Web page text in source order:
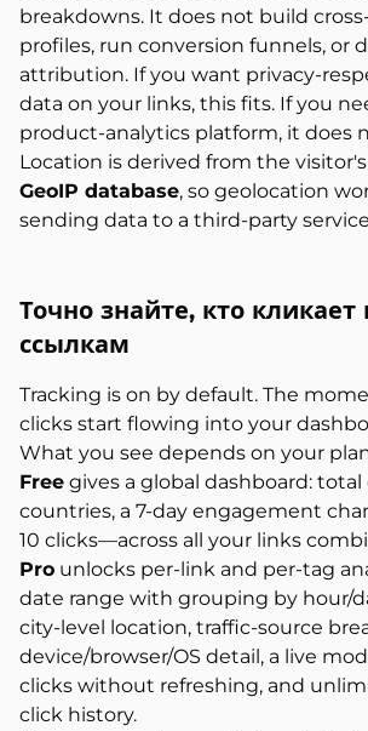
breakdowns. It does not build
profiles, run conversion funnels, or
attribution. If you want privacy-
data on your links, this fits. If you
product-analytics platform, it does
Location is derived from the
GeoIP database, so geolocation
sending data to a third-party
Точно знайте, кто
ссылкам
Tracking is on by default. The
clicks start flowing into your
What you see depends on your
Free gives a global dashboard: total
countries, a 7-day engagement
10 clicks—across all your links
Pro unlocks per-link and per-tag
date range with grouping by hour/
city-level location, traffic-source
device/browser/OS detail, a live
clicks without refreshing, and
click history.